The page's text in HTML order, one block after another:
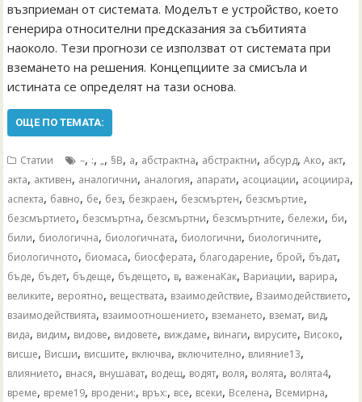
възприеман от системата. Моделът е устройство, което
генерира относителни предсказания за събитията
наоколо. Тези прогнози се използват от системата при
вземането на решения. Концепциите за смисъла и
истината се определят на тази основа.
ОЩЕ ПО ТЕМАТА:
Статии –, :, „, §В, а, абстрактна, абстрактни, абсурд,Ако, акт,
акта, активен, аналогични, аналогия, апарати, асоциации, асоциира,
аспекта, бавно, бе, без, безкраен, безсмъртен, безсмъртие,
безсмъртието, безсмъртна, безсмъртни, безсмъртните, бележи, би,
били, биологична, биологичната, биологични, биологичните,
биологичното, биомаса, биосферата, благодарение, брой, бъдат,
бъде, бъдет, бъдеще, бъдещето, в, важенаКак, Вариации, варира,
великите, вероятно, веществата, взаимодействие, Взаимодействието,
взаимодействията, взаимоотношението, вземането, вземат, вид,
вида, видим, видове, видовете, виждаме, винаги, вирусите, Високо,
висше, Висши, висшите, включва, включително, влияние13,
влиянието, внася, внушават, водещ, водят, воля, волята, волята4,
време, време19, вродени:, връх:, все, всеки, Вселена, Всемирна,